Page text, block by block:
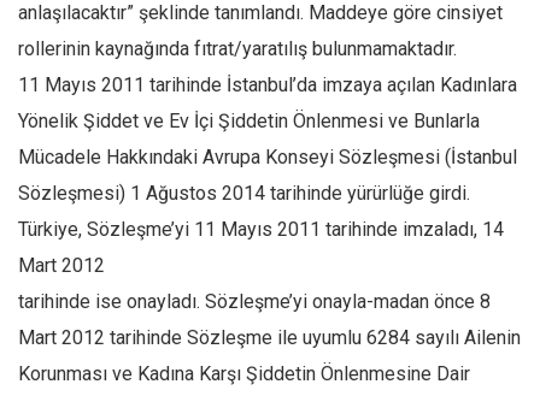
anlaşılacaktır” şeklinde tanımlandı. Maddeye göre cinsiyet
rollerinin kaynağında fıtrat/yaratılış bulunmamaktadır.
11 Mayıs 2011 tarihinde İstanbul’da imzaya açılan Kadınlara
Yönelik Şiddet ve Ev İçi Şiddetin Önlenmesi ve Bunlarla
Mücadele Hakkındaki Avrupa Konseyi Sözleşmesi (İstanbul
Sözleşmesi) 1 Ağustos 2014 tarihinde yürürlüğe girdi.
Türkiye, Sözleşme’yi 11 Mayıs 2011 tarihinde imzaladı, 14
Mart 2012
tarihinde ise onayladı. Sözleşme’yi onayla-madan önce 8
Mart 2012 tarihinde Sözleşme ile uyumlu 6284 sayılı Ailenin
Korunması ve Kadına Karşı Şiddetin Önlenmesine Dair